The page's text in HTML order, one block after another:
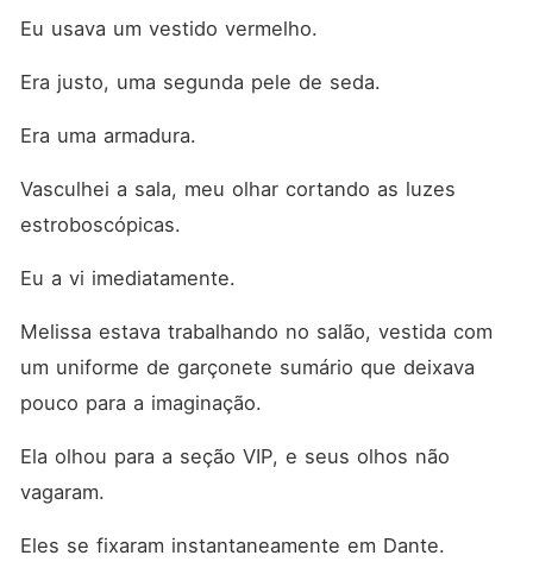
Eu usava um vestido vermelho.
Era justo, uma segunda pele de seda.
Era uma armadura.
Vasculhei a sala, meu olhar cortando as luzes
estroboscópicas.
Eu a vi imediatamente.
Melissa estava trabalhando no salão, vestida com
um uniforme de garçonete sumário que deixava
pouco para a imaginação.
Ela olhou para a seção VIP, e seus olhos não
vagaram.
Eles se fixaram instantaneamente em Dante.